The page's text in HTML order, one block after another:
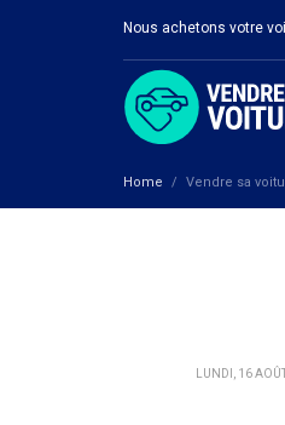
Nous achetons votre
Home Vendre sa
LUNDI, 16